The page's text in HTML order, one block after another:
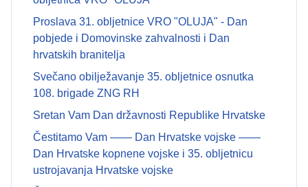
Proslava 31. obljetnice VRO "OLUJA" - Dan
pobjede i Domovinske zahvalnosti i Dan
hrvatskih branitelja
Svečano obilježavanje 35. obljetnice osnutka
108. brigade ZNG RH
Sretan Vam Dan državnosti Republike Hrvatske
Čestitamo Vam —— Dan Hrvatske vojske ——
Dan Hrvatske kopnene vojske i 35. obljetnicu
ustrojavanja Hrvatske vojske